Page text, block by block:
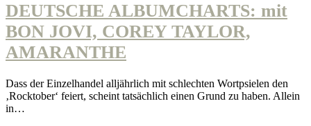
DEUTSCHE ALBUMCHARTS: mit
BON JOVI, COREY TAYLOR,
AMARANTHE
Dass der Einzelhandel alljährlich mit schlechten Wortpsielen den
‚Rocktober‘ feiert, scheint tatsächlich einen Grund zu haben. Allein
in…